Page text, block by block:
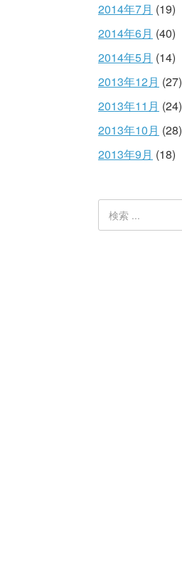
2014年7月 (19)
2014年6月 (40)
2014年5月 (14)
2013年12月 (27)
2013年11月 (24)
2013年10月 (28)
2013年9月 (18)